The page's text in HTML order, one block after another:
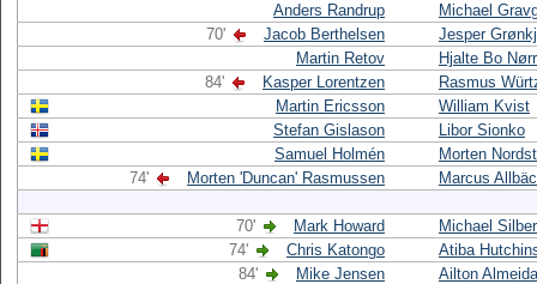
Anders Randrup
Michael
70'
Jacob Berthelsen
Jesper
Martin Retov
Hjalte Bo
84'
Kasper Lorentzen
Rasmus
Martin Ericsson
William Kvist
Stefan Gislason
Libor Sionko
Samuel Holmén
Morten
74'
Morten 'Duncan' Rasmussen Marcus
70' Mark Howard
Michael
74'
Chris Katongo
Atiba
84'
Mike Jensen Ailton Almeida